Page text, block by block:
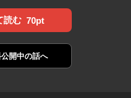
読む 70pt
開中の話へ